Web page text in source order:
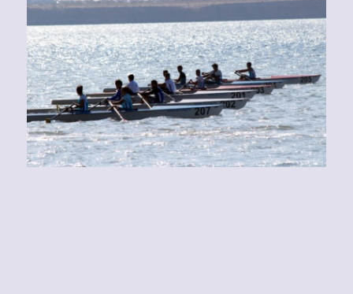
agrandie